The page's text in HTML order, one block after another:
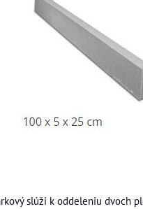
slúži k oddeleniu dvoch